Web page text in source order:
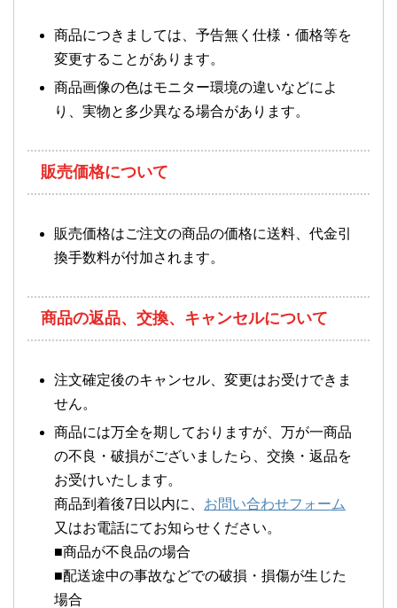
商品につきましては、予告無く仕様・価格等を
変更することがあります。
商品画像の色はモニター環境の違いなどによ
り、実物と多少異なる場合があります。
販売価格について
販売価格はご注文の商品の価格に送料、代金引
換手数料が付加されます。
商品の返品、交換、キャンセルについて
注文確定後のキャンセル、変更はお受けできま
せん。
商品には万全を期しておりますが、万が一商品
の不良・破損がございましたら、交換・返品を
お受けいたします。
商品到着後7日以内に、 お問い合わせフォーム
又はお電話にてお知らせください。
■商品が不良品の場合
■配送途中の事故などでの破損・損傷が生じた
場合